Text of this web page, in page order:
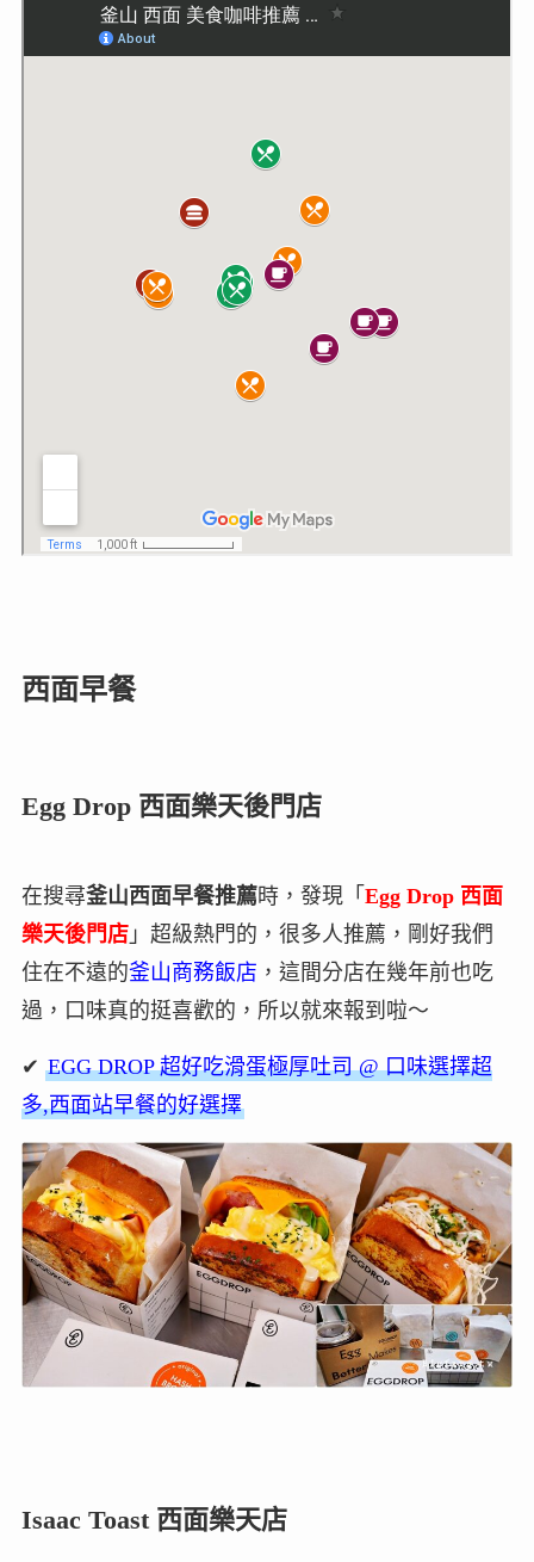
西面早餐
Egg Drop 西面樂天後門店
在搜尋釜山西面早餐推薦時，發現「 Egg Drop 西面
樂天後門店」超級熱門的，很多人推薦，剛好我們
住在不遠的釜山商務飯店 ，這間分店在幾年前也吃
過，口味真的挺喜歡的，所以就來報到啦～
✔ EGG DROP 超好吃滑蛋極厚吐司 @ 口味選擇超
多,西面站早餐的好選擇
Isaac Toast 西面樂天店